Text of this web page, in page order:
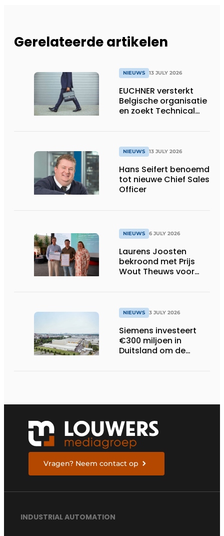
Gerelateerde artikelen
NIEUWS 13 JULY 2026
EUCHNER versterkt
Belgische organisatie
en zoekt Technical
NIEUWS 13 JULY 2026
Hans Seifert benoemd
tot nieuwe Chief Sales
Officer
NIEUWS 6 JULY 2026
Laurens Joosten
bekroond met Prijs
Wout Theuws voor
NIEUWS 3 JULY 2026
Siemens investeert
€300 miljoen in
Duitsland om de
Vragen? Neem contact op
INDUSTRIAL AUTOMATION